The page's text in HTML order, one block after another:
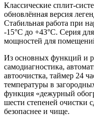
Классические сплит-
обновлённая версия
Стабильная работа при
-15°C до +43°C. Серия
мощностей для
Из основных функций и
самодиагностика,
автоочистка, таймер 24
температуры в
функция «дежурный
шести степеней очистки
безопаснее и чище.